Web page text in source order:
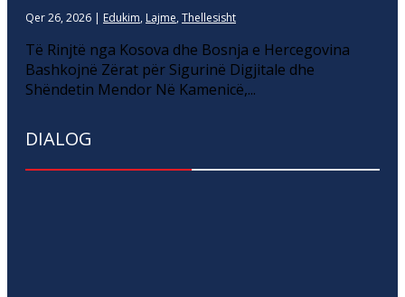
Qer 26, 2026 | Edukim, Lajme, Thellesisht
Të Rinjtë nga Kosova dhe Bosnja e Hercegovina
Bashkojnë Zërat për Sigurinë Digjitale dhe
Shëndetin Mendor Në Kamenicë,...
DIALOG